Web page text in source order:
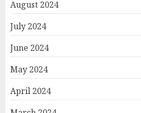
August 2024
July 2024
June 2024
May 2024
April 2024